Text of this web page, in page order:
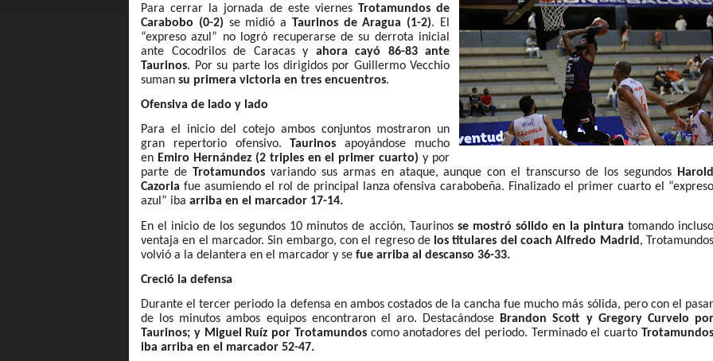
Para cerrar la jornada de este viernes Trotamundos de
Carabobo (0-2) se midió a Taurinos de Aragua (1-2). El
“expreso azul” no logró recuperarse de su derrota inicial
ante Cocodrilos de Caracas y ahora cayó 86-83 ante
Taurinos. Por su parte los dirigidos por Guillermo Vecchio
suman su primera victoria en tres encuentros.
Ofensiva de lado y lado
Para el inicio del cotejo ambos conjuntos mostraron un
gran repertorio ofensivo.Taurinos apoyándose mucho
en Emiro Hernández (2 triples en el primer cuarto) y por
parte de Trotamundosvariando sus armas en ataque, aunque con el transcurso de los segundosHarold
Cazorla fue asumiendo el rol de principal lanza ofensiva carabobeña. Finalizado el primer cuarto el “expreso
azul” iba arriba en el marcador 17-14.
En el inicio de los segundos 10 minutos de acción, Taurinos se mostró sólido en la pintura tomando incluso
ventaja en el marcador. Sin embargo, con el regreso de los titulares del coach Alfredo Madrid , Trotamundos
volvió a la delantera en el marcador y se fue arriba al descanso 36-33.
Creció la defensa
Durante el tercer periodo la defensa en ambos costados de la cancha fue mucho más sólida, pero con el pasar
de los minutos ambos equipos encontraron el aro. Destacándose Brandon Scott y Gregory Curvelo por
Taurinos; y Miguel Ruíz por Trotamundos como anotadores del periodo. Terminado el cuartoTrotamundos
iba arriba en el marcador 52-47.